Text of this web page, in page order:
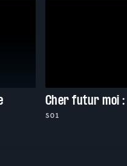
Cher futur moi :
S01